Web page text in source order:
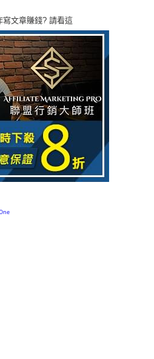
寫文章賺錢? 請看這